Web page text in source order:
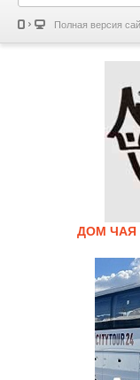
Полная версия
ДОМ ЧАЯ